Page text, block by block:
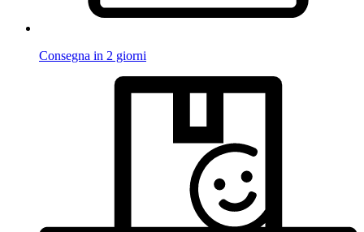
Consegna in 2 giorni